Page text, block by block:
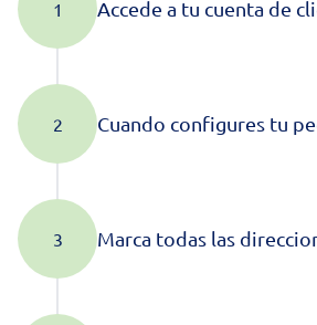
Accede a tu cuenta de
Cuando configures tu
Marca todas las